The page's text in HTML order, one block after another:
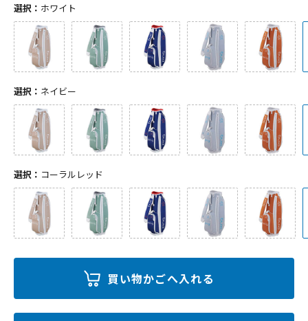
選択： ホワイト
選択： ネイビー
選択： コーラルレッド